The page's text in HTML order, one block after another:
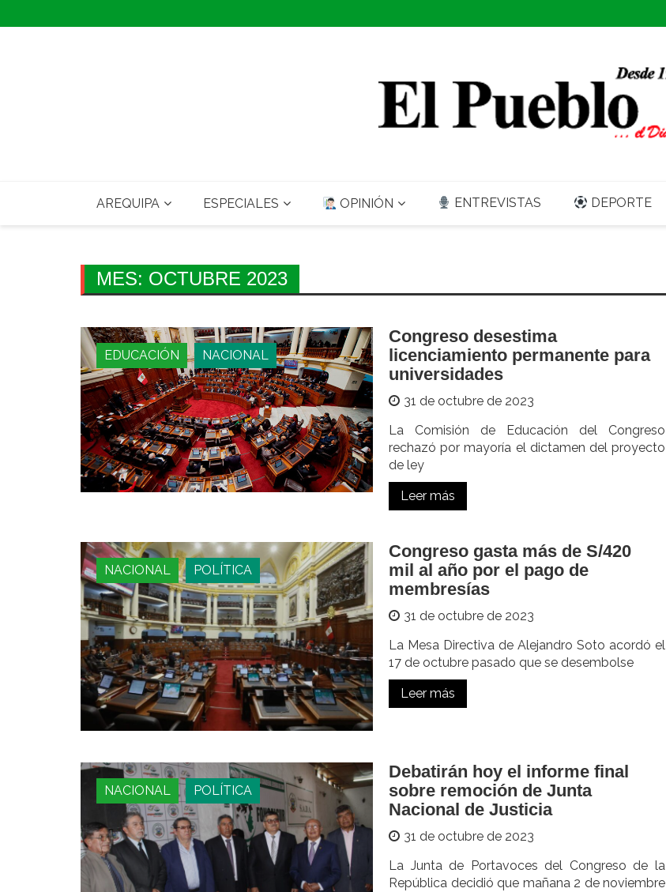
to
AREQUIPA ESPECIALES OPINIÓN ENTREVISTAS DEPORTE
MES: OCTUBRE 2023
EDUCACIÓN NACIONAL
Congreso desestima
licenciamiento permanente para
universidades
31 de octubre de 2023
La Comisión de Educación del Congreso
rechazó por mayoría el dictamen del proyecto
de ley
Leer más
NACIONAL POLÍTICA
Congreso gasta más de S/420
mil al año por el pago de
membresías
31 de octubre de 2023
La Mesa Directiva de Alejandro Soto acordó el
17 de octubre pasado que se desembolse
Leer más
NACIONAL POLÍTICA
Debatirán hoy el informe final
sobre remoción de Junta
Nacional de Justicia
31 de octubre de 2023
La Junta de Portavoces del Congreso de la
República decidió que mañana 2 de noviembre